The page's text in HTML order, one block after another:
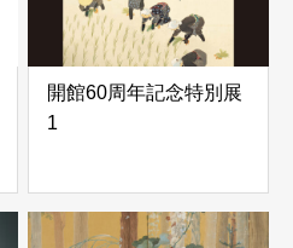
ションより」
開館60周年記念特別展
1